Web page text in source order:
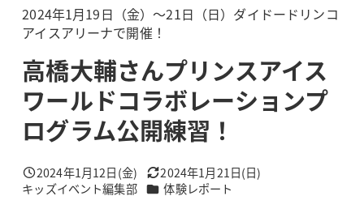
2024年1月19日（金）～21日（日）ダイドードリンコ
アイスアリーナで開催！
高橋大輔さんプリンスアイス
ワールドコラボレーションプ
ログラム公開練習！
投稿日
2024年1月12日(金) 更新日
2024年1月21日(日)
著
キッズイベント編集部 カテゴリー
体験レポート